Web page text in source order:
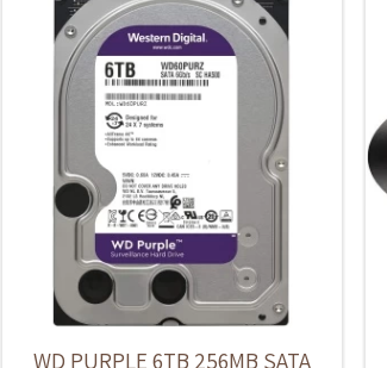
WD PURPLE 6TB 256MB SATA